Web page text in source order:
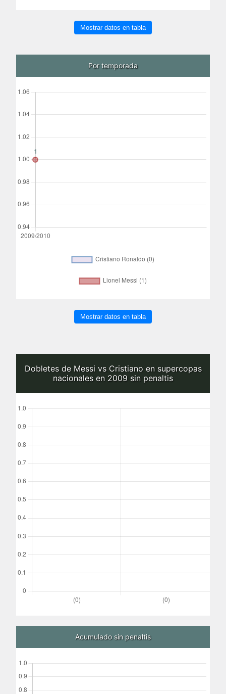
Mostrar datos en tabla
Por temporada
Mostrar datos en tabla
Dobletes de Messi vs Cristiano en supercopas
nacionales en 2009 sin penaltis
Acumulado sin penaltis